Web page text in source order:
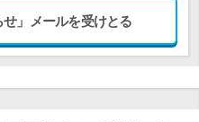
」メールを受けとる